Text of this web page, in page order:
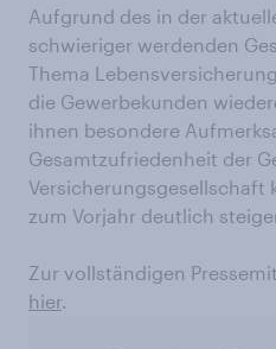
Aufgrund des in der
schwieriger werdenden
Thema
die Gewerbekunden
ihnen besondere
Gesamtzufriedenheit der
Versicherungsgesellschaft
zum Vorjahr deutlich
Zur vollständigen
hier.